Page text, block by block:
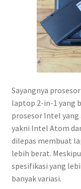
Sayangnya
laptop 2-in-1 yang
prosesor Intel
yakni Intel Atom
dilepas membuat
lebih berat.
spesifikasi yang
banyak variasi.